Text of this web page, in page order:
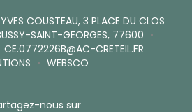
COUSTEAU, 3 PLACE DU CLOS
SAINT-GEORGES, 77600 •
CE.0772226B@AC-CRETEIL.FR
• WEBSCO
nous sur